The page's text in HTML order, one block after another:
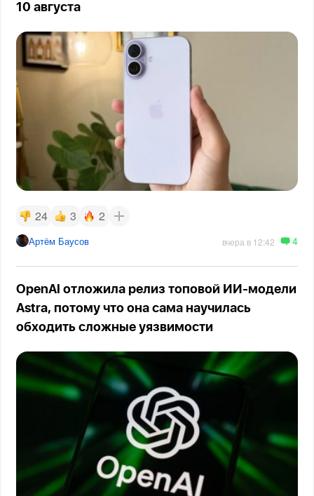
10 августа
24 3 2
Артём Баусов вчера в 12:42 4
OpenAI отложила релиз топовой ИИ-модели
Astra, потому что она сама научилась
обходить сложные уязвимости